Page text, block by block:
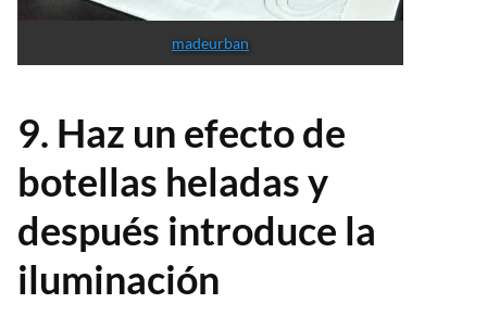
madeurban
9. Haz un efecto de
botellas heladas y
después introduce la
iluminación